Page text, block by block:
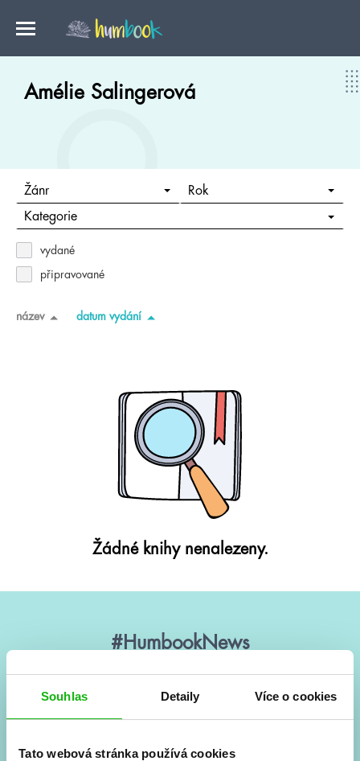
Souhlas Detaily Více o cookies
Tato webová stránka používá cookies
Amélie Salingerová
Žánr Rok
Kategorie
vydané
připravované
název datum vydání
Žádné knihy nenalezeny.
#HumbookNews
Vše kolem #youngadult každý měsíc rovnou do mailu!
Nové knihy, co se chystá, kvízy, soutěže, autoři, filmové